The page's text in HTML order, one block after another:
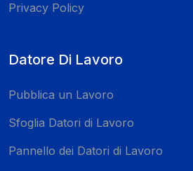
Privacy Policy
Datore Di Lavoro
Pubblica un Lavoro
Sfoglia Datori di Lavoro
Pannello dei Datori di Lavoro